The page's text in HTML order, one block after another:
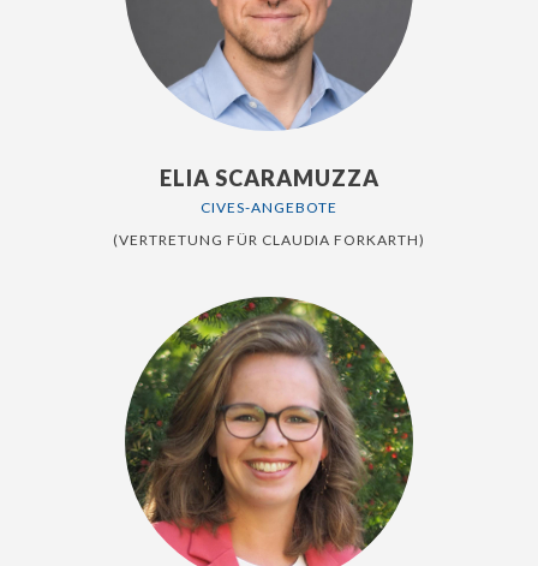
ELIA SCARAMUZZA
CIVES-ANGEBOTE
(VERTRETUNG FÜR CLAUDIA FORKARTH)